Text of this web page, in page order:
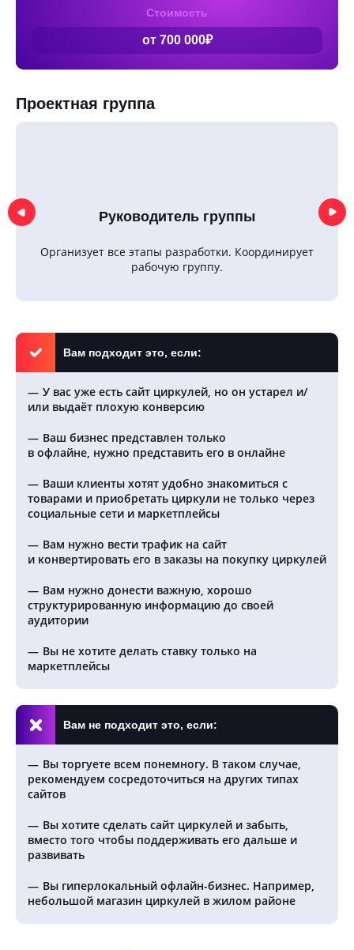
Стоимость
от 700 000₽
Проектная группа
Руководитель группы
Организует все этапы разработки. Координирует
рабочую группу.
Вам подходит это, если:
У вас уже есть сайт циркулей, но он устарел и/
или выдаёт плохую конверсию
Ваш бизнес представлен только
в офлайне, нужно представить его в онлайне
Ваши клиенты хотят удобно знакомиться с
товарами и приобретать циркули не только через
социальные сети и маркетплейсы
Вам нужно вести трафик на сайт
и конвертировать его в заказы на покупку циркулей
Вам нужно донести важную, хорошо
структурированную информацию до своей
аудитории
Вы не хотите делать ставку только на
маркетплейсы
Вам не подходит это, если:
Вы торгуете всем понемногу. В таком случае,
рекомендуем сосредоточиться на других типах
сайтов
Вы хотите сделать сайт циркулей и забыть,
вместо того чтобы поддерживать его дальше и
развивать
Вы гиперлокальный офлайн-бизнес. Например,
небольшой магазин циркулей в жилом районе